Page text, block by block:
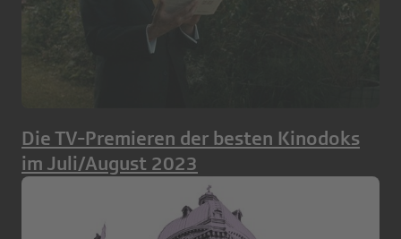
Die TV-Premieren der besten Kinodoks
im Juli/August 2023